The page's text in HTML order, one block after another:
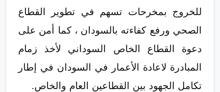
للخروج بمخرحات تسهم في تطوير القطاع
الصحي ورفع كفاءته بالسودان ، كما أمن على
دعوة القطاع الخاص السوداني لأخذ زمام
المبادرة لاعادة الأعمار في السودان في إطار
تكامل الجهود بين القطاعين العام والخاص.